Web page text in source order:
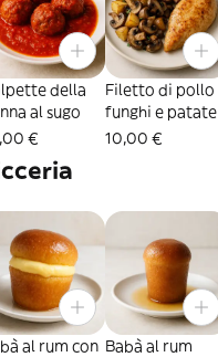
della
al sugo
€
Filetto di pollo
funghi e patate
10,00 €
al rum con Babà al rum